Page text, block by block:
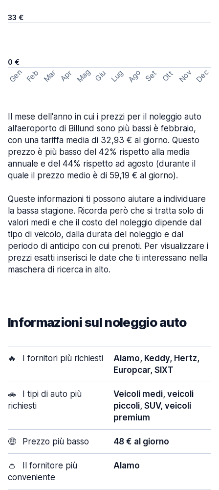
33 €
0 €
Gen Feb Mar Apr Mag Giu Lug Ago Set Ott Nov Dec
Il mese dell'anno in cui i prezzi per il noleggio auto
all’aeroporto di Billund sono più bassi è febbraio,
con una tariffa media di 32,93 € al giorno. Questo
prezzo è più basso del 42% rispetto alla media
annuale e del 44% rispetto ad agosto (durante il
quale il prezzo medio è di 59,19 € al giorno).
Queste informazioni ti possono aiutare a individuare
la bassa stagione. Ricorda però che si tratta solo di
valori medi e che il costo del noleggio dipende dal
tipo di veicolo, dalla durata del noleggio e dal
periodo di anticipo con cui prenoti. Per visualizzare i
prezzi esatti inserisci le date che ti interessano nella
maschera di ricerca in alto.
Informazioni sul noleggio auto
🔥 I fornitori più richiesti
Alamo, Keddy, Hertz,
Europcar, SIXT
🚗
I tipi di auto più
richiesti
Veicoli medi, veicoli
piccoli, SUV, veicoli
premium
🤑 Prezzo più basso 48 € al giorno
👛
Il fornitore più
conveniente
Alamo